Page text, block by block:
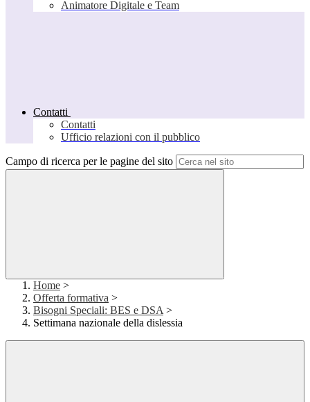
Animatore Digitale e Team
Contatti
Contatti
Ufficio relazioni con il pubblico
Campo di ricerca per le pagine del sito
Home >
Offerta formativa >
Bisogni Speciali: BES e DSA >
Settimana nazionale della dislessia